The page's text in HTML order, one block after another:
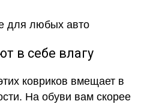
в себе влагу
ковриков вмещает в
На обуви вам скорее